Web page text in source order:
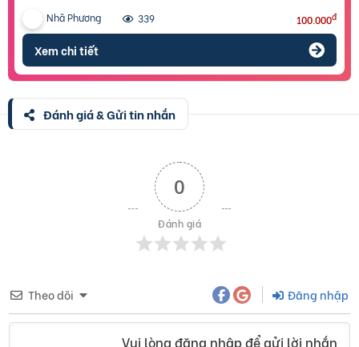
Nhã Phương 339 100.000đ
Xem chi tiết
Đánh giá & Gửi tin nhắn
0
Đánh giá
Theo dõi Đăng nhập
Vui lòng đăng nhập để gửi lời nhắn